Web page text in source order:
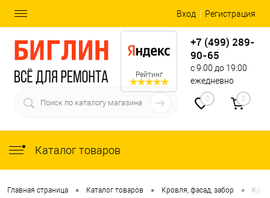
Вход Регистрация
Рейтинг
+7 (499) 289-
90-65
с 9:00 до 19:00
ежедневно
0 0
Каталог товаров
Главная страница • Каталог товаров • Кровля, фасад, забор •